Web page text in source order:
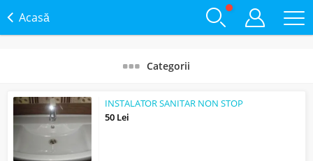
Acasă
Categorii
INSTALATOR SANITAR NON STOP
50 Lei